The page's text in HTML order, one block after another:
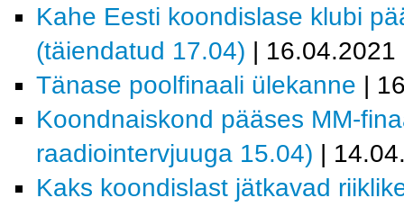
Kahe Eesti koondislase klubi
(täiendatud 17.04) | 16.04.2021
Tänase poolfinaali ülekanne |
Koondnaiskond pääses MM-
raadiointervjuuga 15.04) |
Kaks koondislast jätkavad